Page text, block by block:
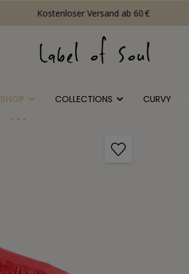
Kostenloser Versand ab 60 €
SHOP COLLECTIONS CURVY